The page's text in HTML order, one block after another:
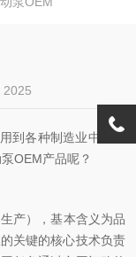
2025
各种制造业中，经
OEM产品呢？
产），基本含义为品
关键的核心技术负责